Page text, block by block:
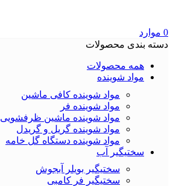
0 موارد
دسته بندی محصولات
همه محصولات
مواد شوینده
مواد شوینده کافی ماشین
مواد شوینده فر
مواد شوینده ماشین ظرفشویی
مواد شوینده گریل و گریدل
مواد شوینده دستگاه گل خامه
سختیگیر آب
سختیگیر بویلر آبجوش
سختیگیر فر کامبی